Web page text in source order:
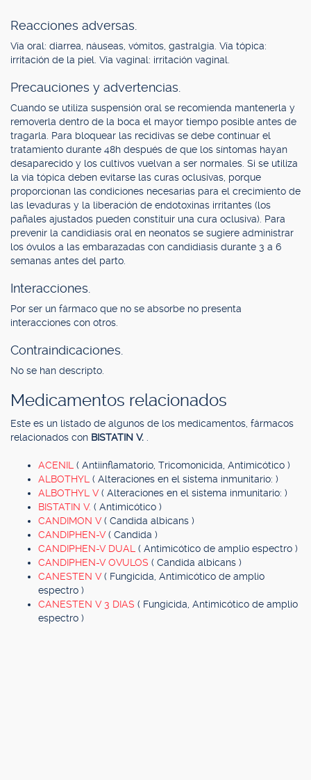
Reacciones adversas.
Vía oral: diarrea, náuseas, vómitos, gastralgia. Vía tópica:
irritación de la piel. Vía vaginal: irritación vaginal.
Precauciones y advertencias.
Cuando se utiliza suspensión oral se recomienda mantenerla y
removerla dentro de la boca el mayor tiempo posible antes de
tragarla. Para bloquear las recidivas se debe continuar el
tratamiento durante 48h después de que los síntomas hayan
desaparecido y los cultivos vuelvan a ser normales. Si se utiliza
la vía tópica deben evitarse las curas oclusivas, porque
proporcionan las condiciones necesarias para el crecimiento de
las levaduras y la liberación de endotoxinas irritantes (los
pañales ajustados pueden constituir una cura oclusiva). Para
prevenir la candidiasis oral en neonatos se sugiere administrar
los óvulos a las embarazadas con candidiasis durante 3 a 6
semanas antes del parto.
Interacciones.
Por ser un fármaco que no se absorbe no presenta
interacciones con otros.
Contraindicaciones.
No se han descripto.
Medicamentos relacionados
Este es un listado de algunos de los medicamentos, fármacos
relacionados con BISTATIN V.
ACENIL ( Antiinflamatorio, Tricomonicida, Antimicótico )
ALBOTHYL ( Alteraciones en el sistema inmunitario: )
ALBOTHYL V( Alteraciones en el sistema inmunitario: )
BISTATIN V. ( Antimicótico )
CANDIMON V( Candida albicans )
CANDIPHEN-V( Candida )
CANDIPHEN-V DUAL ( Antimicótico de amplio espectro )
CANDIPHEN-V OVULOS ( Candida albicans )
CANESTEN V( Fungicida, Antimicótico de amplio
espectro )
CANESTEN V 3 DIAS ( Fungicida, Antimicótico de amplio
espectro )